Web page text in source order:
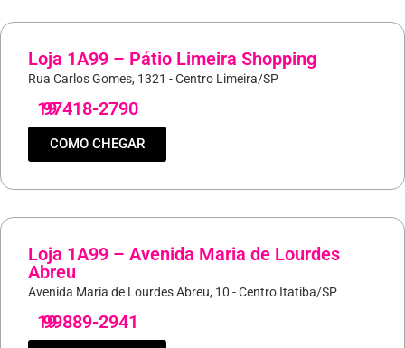
Loja 1A99 – Pátio Limeira Shopping
Rua Carlos Gomes, 1321 - Centro Limeira/SP
19
97418-2790
COMO CHEGAR
Loja 1A99 – Avenida Maria de Lourdes
Abreu
Avenida Maria de Lourdes Abreu, 10 - Centro Itatiba/SP
19
99889-2941